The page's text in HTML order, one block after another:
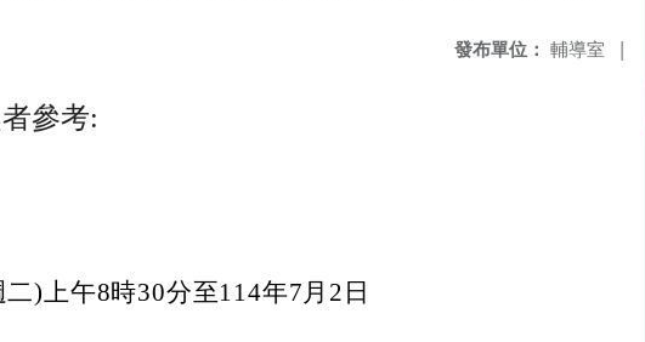
發布單位： 輔導室 |
參考:
)上午8時30分至114年7月2日